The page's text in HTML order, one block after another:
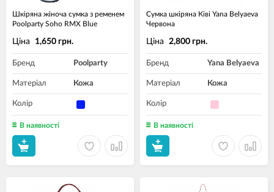
Шкіряна жіноча сумка з ременем
Poolparty Soho RMX Blue
Ціна 1,650 грн.
Бренд Poolparty
Матеріал Кожа
Колір
В наявності
Сумка шкіряна Ківі Yana Belyaeva
Червона
Ціна 2,800 грн.
Бренд Yana Belyaeva
Матеріал Кожа
Колір
В наявності